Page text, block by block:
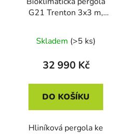
G21 Trenton 3x3 m,
Skladem (>5 ks)
32 990 Kč
DO KOŠÍKU
Hliníková pergola ke